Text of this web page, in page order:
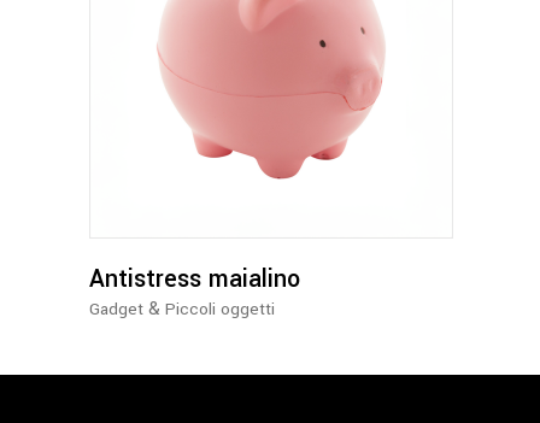
Antistress maialino
Gadget & Piccoli oggetti